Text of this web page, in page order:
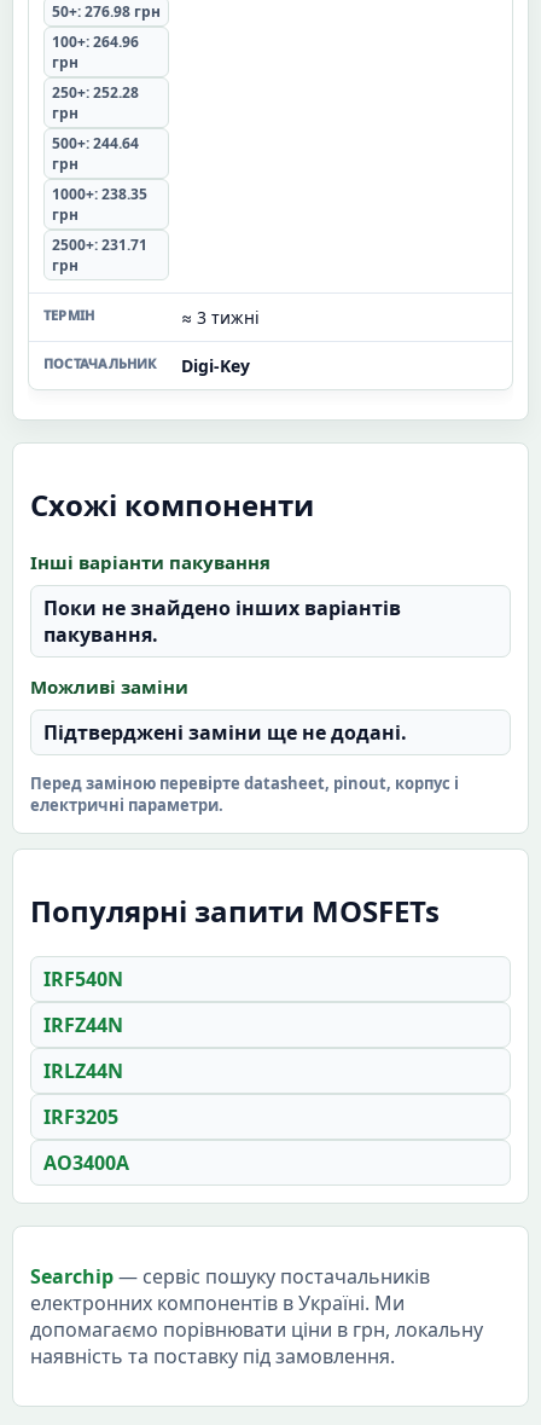
50+: 276.98 грн
100+: 264.96
грн
250+: 252.28
грн
500+: 244.64
грн
1000+: 238.35
грн
2500+: 231.71
грн
≈ 3 тижні
Digi-Key
Схожі компоненти
Інші варіанти пакування
Поки не знайдено інших варіантів
пакування.
Можливі заміни
Підтверджені заміни ще не додані.
Перед заміною перевірте datasheet, pinout, корпус і
електричні параметри.
Популярні запити MOSFETs
IRF540N
IRFZ44N
IRLZ44N
IRF3205
AO3400A
Searchip— сервіс пошуку постачальників
електронних компонентів в Україні. Ми
допомагаємо порівнювати ціни в грн, локальну
наявність та поставку під замовлення.